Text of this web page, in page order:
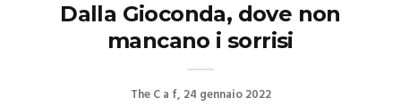
Dalla Gioconda, dove non
mancano i sorrisi
The C a f 24 gennaio 2022